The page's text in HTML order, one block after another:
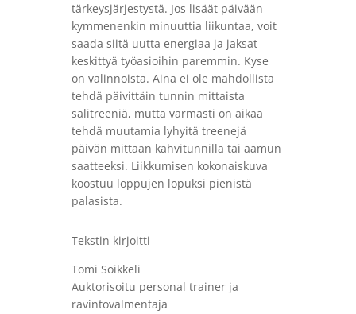
tärkeysjärjestystä. Jos lisäät päivään
kymmenenkin minuuttia liikuntaa, voit
saada siitä uutta energiaa ja jaksat
keskittyä työasioihin paremmin. Kyse
on valinnoista. Aina ei ole mahdollista
tehdä päivittäin tunnin mittaista
salitreeniä, mutta varmasti on aikaa
tehdä muutamia lyhyitä treenejä
päivän mittaan kahvitunnilla tai aamun
saatteeksi. Liikkumisen kokonaiskuva
koostuu loppujen lopuksi pienistä
palasista.
Tekstin kirjoitti
Tomi Soikkeli
Auktorisoitu personal trainer ja
ravintovalmentaja